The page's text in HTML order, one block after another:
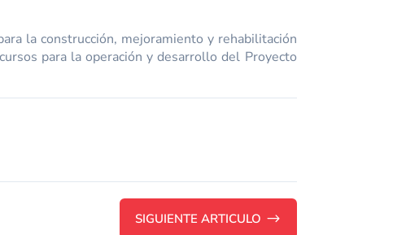
la construcción, mejoramiento y rehabilitación
para la operación y desarrollo del Proyecto
SIGUIENTE ARTICULO $